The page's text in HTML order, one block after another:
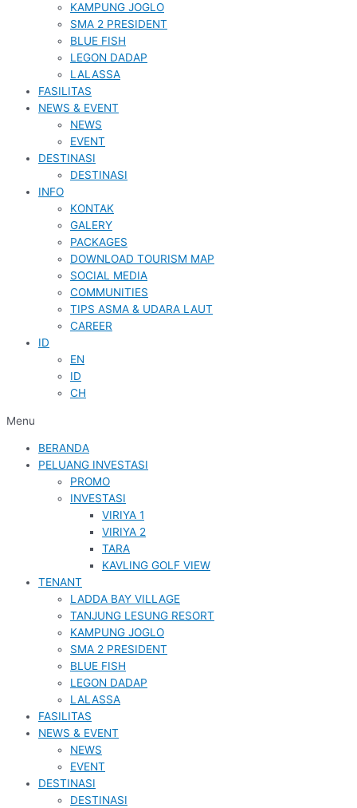
KAMPUNG JOGLO
SMA 2 PRESIDENT
BLUE FISH
LEGON DADAP
LALASSA
FASILITAS
NEWS & EVENT
NEWS
EVENT
DESTINASI
DESTINASI
INFO
KONTAK
GALERY
PACKAGES
DOWNLOAD TOURISM MAP
SOCIAL MEDIA
COMMUNITIES
TIPS ASMA & UDARA LAUT
CAREER
ID
EN
ID
CH
Menu
BERANDA
PELUANG INVESTASI
PROMO
INVESTASI
VIRIYA 1
VIRIYA 2
TARA
KAVLING GOLF VIEW
TENANT
LADDA BAY VILLAGE
TANJUNG LESUNG RESORT
KAMPUNG JOGLO
SMA 2 PRESIDENT
BLUE FISH
LEGON DADAP
LALASSA
FASILITAS
NEWS & EVENT
NEWS
EVENT
DESTINASI
DESTINASI